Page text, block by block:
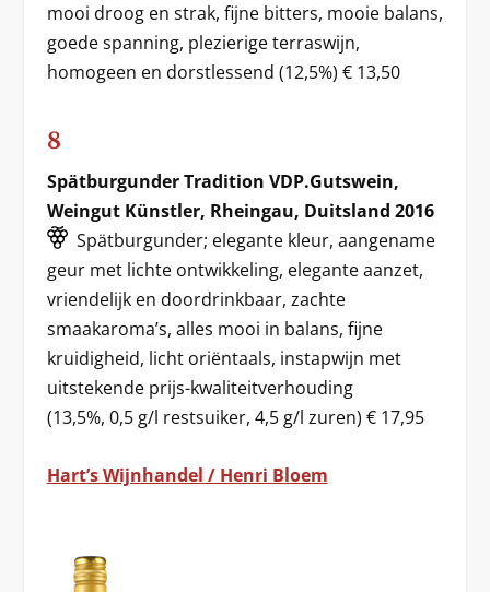
mooi droog en strak, fijne bitters, mooie balans,
goede spanning, plezierige terraswijn,
homogeen en dorstlessend (12,5%) € 13,50
8
Spätburgunder Tradition VDP.Gutswein,
Weingut Künstler, Rheingau, Duitsland 2016
Spätburgunder; elegante kleur, aangename
geur met lichte ontwikkeling, elegante aanzet,
vriendelijk en doordrinkbaar, zachte
smaakaroma’s, alles mooi in balans, fijne
kruidigheid, licht oriëntaals, instapwijn met
uitstekende prijs-kwaliteitverhouding
(13,5%, 0,5 g/l restsuiker, 4,5 g/l zuren) € 17,95
Hart’s Wijnhandel / Henri Bloem